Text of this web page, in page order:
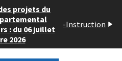
projets du
: du 06 juillet
2026
-Instruction